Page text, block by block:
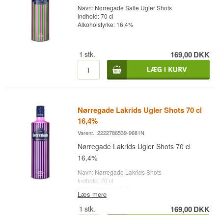
Navn: Nørregade Salte Ugler Shots
Indhold: 70 cl
Alkoholstyrke: 16,4%
1 stk. 169,00DKK
Nørregade Lakrids Ugler Shots 70 cl
16,4%
Varenr.: 2222786539-9681N
Nørregade Lakrids Ugler Shots 70 cl
16,4%
Navn: Nørregade Lakrids Shots
Indhold: 70 cl
Læs mere
1 stk. 169,00DKK